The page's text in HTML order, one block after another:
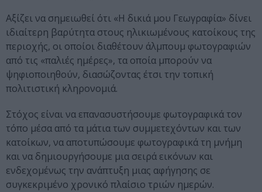
Αξίζει να σημειωθεί ότι «Η δικιά μου Γεωγραφία» δίνει
ιδιαίτερη βαρύτητα στους ηλικιωμένους κατοίκους της
περιοχής, οι οποίοι διαθέτουν άλμπουμ φωτογραφιών
από τις «παλιές ημέρες», τα οποία μπορούν να
ψηφιοποιηθούν, διασώζοντας έτσι την τοπική
πολιτιστική κληρονομιά.
Στόχος είναι να επανασυστήσουμε φωτογραφικά τον
τόπο μέσα από τα μάτια των συμμετεχόντων και των
κατοίκων, να αποτυπώσουμε φωτογραφικά τη μνήμη
και να δημιουργήσουμε μια σειρά εικόνων και
ενδεχομένως την ανάπτυξη μιας αφήγησης σε
συγκεκριμένο χρονικό πλαίσιο τριών ημερών.